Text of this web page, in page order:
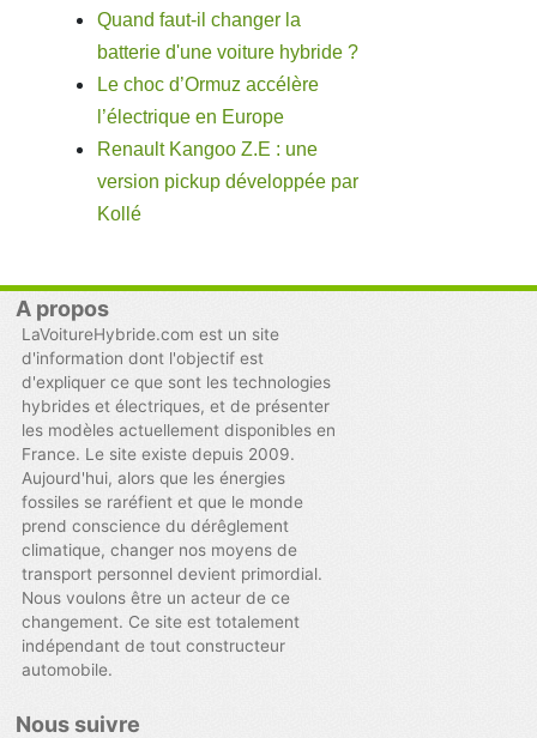
Quand faut-il changer la
batterie d'une voiture hybride ?
Le choc d’Ormuz accélère
l’électrique en Europe
Renault Kangoo Z.E : une
version pickup développée par
Kollé
A propos
LaVoitureHybride.com est un site
d'information dont l'objectif est
d'expliquer ce que sont les technologies
hybrides et électriques, et de présenter
les modèles actuellement disponibles en
France. Le site existe depuis 2009.
Aujourd'hui, alors que les énergies
fossiles se raréfient et que le monde
prend conscience du dérêglement
climatique, changer nos moyens de
transport personnel devient primordial.
Nous voulons être un acteur de ce
changement. Ce site est totalement
indépendant de tout constructeur
automobile.
Nous suivre